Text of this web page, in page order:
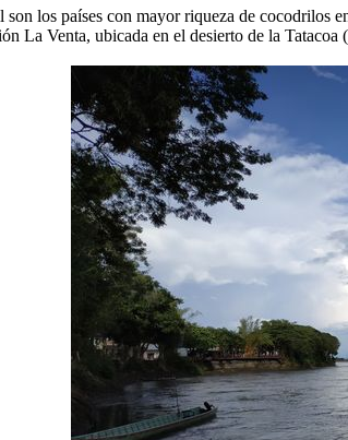
los países con mayor riqueza de
La Venta, ubicada en el desierto de la